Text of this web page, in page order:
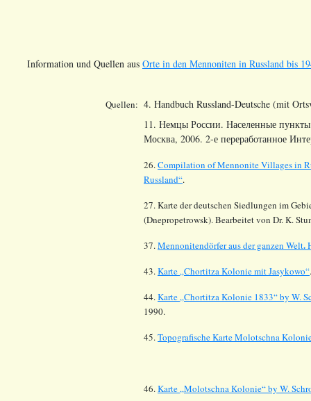
Information und Quellen aus Orte in den Mennoniten in Russland bis
Quellen: 4. Handbuch Russland-Deutsche (mit
11. Немцы России. Населенные
Москва, 2006. 2-е переработанное
26.Compilation of Mennonite Villages in
Russland“.
27. Karte der deutschen Siedlungen im
(Dnepropetrowsk).Bearbeitet von Dr. K.
37.Mennonitendörferaus der ganzen Welt.
43.Karte „ChortitzaKolonie mitJasykowo“.
44.Karte „Chortitza Kolonie 1833“by W.
1990.
45.Topografische Karte Molotschna
46.Karte„MolotschnaKolonie“ by W.